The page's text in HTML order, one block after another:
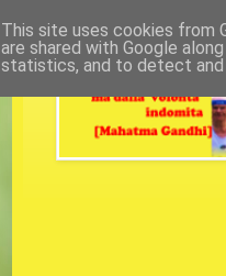
This site uses cookies from
are shared with Google
statistics, and to detect and